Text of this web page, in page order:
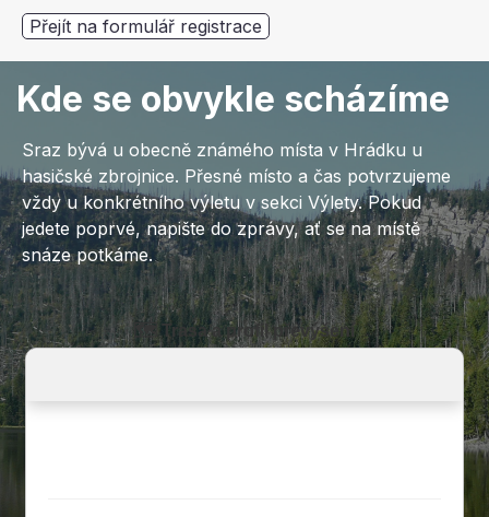
Přejít na formulář registrace
Kde se obvykle scházíme
Sraz bývá u obecně známého místa v Hrádku u
hasičské zbrojnice. Přesné místo a čas potvrzujeme
vždy u konkrétního výletu v sekci Výlety. Pokud
jedete poprvé, napište do zprávy, ať se na místě
snáze potkáme.
🗺️ Trasa a profil převýšení